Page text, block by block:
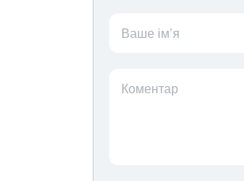
Ваше ім’я
Коментар